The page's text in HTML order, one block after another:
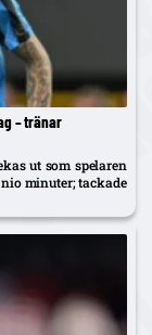
– tränar
ut som spelaren
minuter; tackade